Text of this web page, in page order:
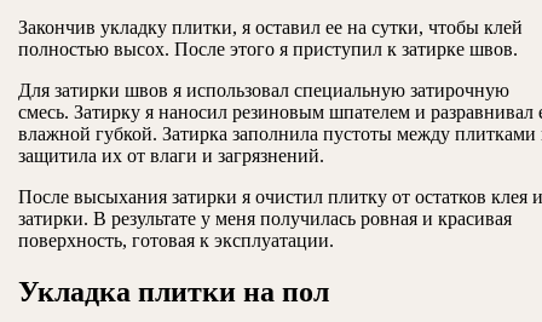
Закончив укладку плитки, я оставил ее на сутки, чтобы клей
полностью высох. После этого я приступил к затирке швов.
Для затирки швов я использовал специальную затирочную
смесь. Затирку я наносил резиновым шпателем и разравнивал
влажной губкой. Затирка заполнила пустоты между плитками
защитила их от влаги и загрязнений.
После высыхания затирки я очистил плитку от остатков клея и
затирки. В результате у меня получилась ровная и красивая
поверхность, готовая к эксплуатации.
Укладка плитки на пол